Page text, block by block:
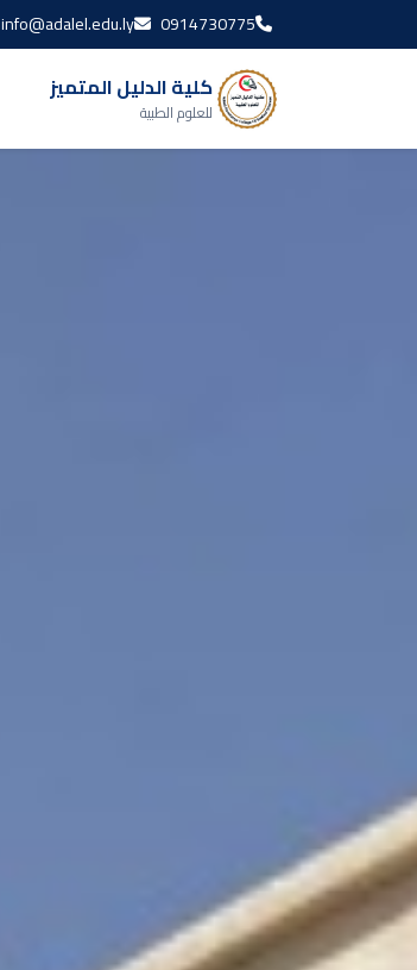
0914730775
info@adalel.edu.ly
كلية الدليل المتميز
للعلوم الطبية